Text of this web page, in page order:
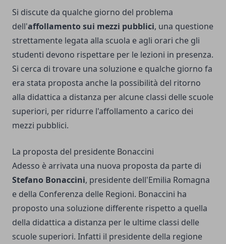
Si discute da qualche giorno del problema
dell'affollamento sui mezzi pubblici, una questione
strettamente legata alla scuola e agli orari che gli
studenti devono rispettare per le lezioni in presenza.
Si cerca di trovare una soluzione e qualche giorno fa
era stata proposta anche la possibilità del ritorno
alla didattica a distanza per alcune classi delle scuole
superiori, per ridurre l'affollamento a carico dei
mezzi pubblici.
La proposta del presidente Bonaccini
Adesso è arrivata una nuova proposta da parte di
Stefano Bonaccini, presidente dell'Emilia Romagna
e della Conferenza delle Regioni. Bonaccini ha
proposto una soluzione differente rispetto a quella
della didattica a distanza per le ultime classi delle
scuole superiori. Infatti il presidente della regione